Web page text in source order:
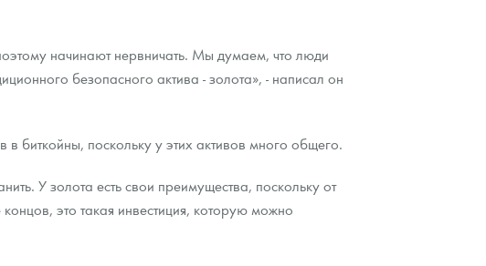
начинают нервничать. Мы думаем, что люди
безопасного актива - золота», - написал он
биткойны, поскольку у этих активов много общего.
У золота есть свои преимущества, поскольку от
это такая инвестиция, которую можно